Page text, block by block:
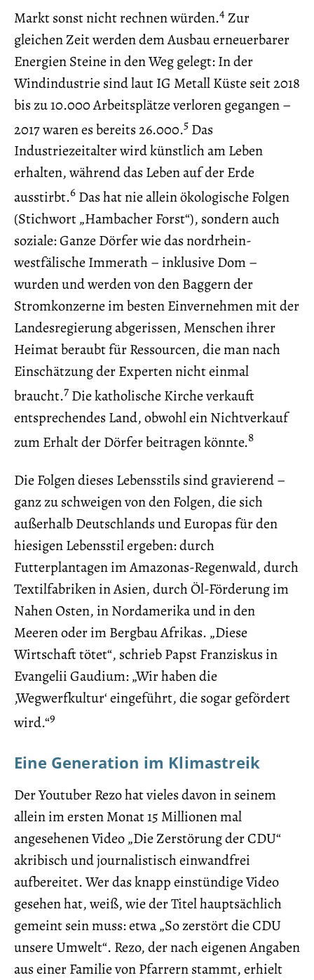
Markt sonst nicht rechnen würden.4 Zur
gleichen Zeit werden dem Ausbau erneuerbarer
Energien Steine in den Weg gelegt: In der
Windindustrie sind laut IG Metall Küste seit 2018
bis zu 10.000 Arbeitsplätze verloren gegangen –
2017 waren es bereits 26.000.5 Das
Industriezeitalter wird künstlich am Leben
erhalten, während das Leben auf der Erde
ausstirbt.6 Das hat nie allein ökologische Folgen
(Stichwort „Hambacher Forst“), sondern auch
soziale: Ganze Dörfer wie das nordrhein-
westfälische Immerath – inklusive Dom –
wurden und werden von den Baggern der
Stromkonzerne im besten Einvernehmen mit der
Landesregierung abgerissen, Menschen ihrer
Heimat beraubt für Ressourcen, die man nach
Einschätzung der Experten nicht einmal
braucht.7 Die katholische Kirche verkauft
entsprechendes Land, obwohl ein Nichtverkauf
zum Erhalt der Dörfer beitragen könnte.8
Die Folgen dieses Lebensstils sind gravierend –
ganz zu schweigen von den Folgen, die sich
außerhalb Deutschlands und Europas für den
hiesigen Lebensstil ergeben: durch
Futterplantagen im Amazonas-Regenwald, durch
Textilfabriken in Asien, durch Öl-Förderung im
Nahen Osten, in Nordamerika und in den
Meeren oder im Bergbau Afrikas. „Diese
Wirtschaft tötet“, schrieb Papst Franziskus in
Evangelii Gaudium: „Wir haben die
‚Wegwerfkultur‘ eingeführt, die sogar gefördert
wird.“9
Eine Generation im Klimastreik
Der Youtuber Rezo hat vieles davon in seinem
allein im ersten Monat 15 Millionen mal
angesehenen Video „Die Zerstörung der CDU“
akribisch und journalistisch einwandfrei
aufbereitet. Wer das knapp einstündige Video
gesehen hat, weiß, wie der Titel hauptsächlich
gemeint sein muss: etwa „So zerstört die CDU
unsere Umwelt“. Rezo, der nach eigenen Angaben
aus einer Familie von Pfarrern stammt, erhielt